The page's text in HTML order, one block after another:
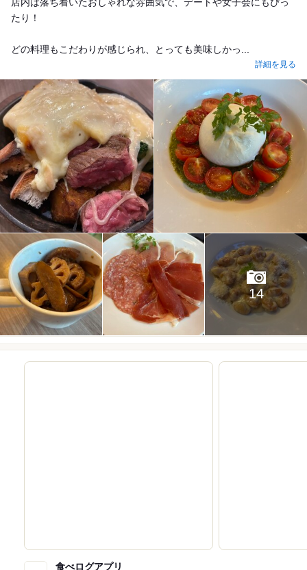
店内は落ち着いたおしゃれな雰囲気で、デートや女子会にもぴっ
たり！
どの料理もこだわりが感じられ、とっても美味しかっ...
詳細を見る
14
食べログアプリ